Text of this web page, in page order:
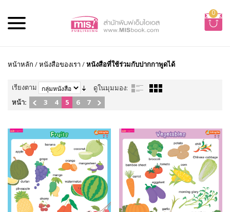
0
หน้าหลัก /หนังสือของเรา /หนังสือที่ใช้ร่วมกับปากกาพูดได้
เรียงตาม
ดูในมุมมอง:
หน้า:
3 4 5 6 7